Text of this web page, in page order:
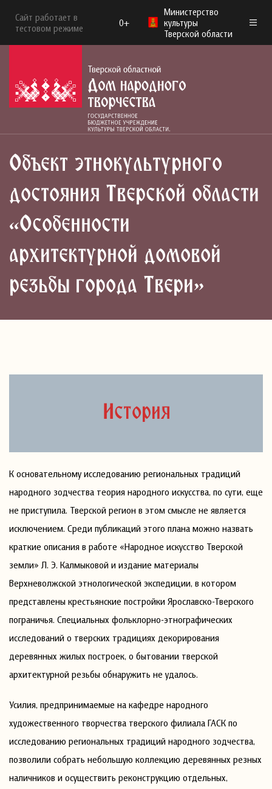
Сайт работает в
тестовом режиме
0+
Министерство
культуры
Тверской области
Объект этнокультурного
достояния Тверской области
«Особенности
архитектурной домовой
резьбы города Твери»
История
К основательному исследованию региональных традиций
народного зодчества теория народного искусства, по сути, еще
не приступила. Тверской регион в этом смысле не является
исключением. Среди публикаций этого плана можно назвать
краткие описания в работе «Народное искусство Тверской
земли» Л. Э. Калмыковой и издание материалы
Верхневолжской этнологической экспедиции, в котором
представлены крестьянские постройки Ярославско-Тверского
пограничья. Специальных фольклорно-этнографических
исследований о тверских традициях декорирования
деревянных жилых построек, о бытовании тверской
архитектурной резьбы обнаружить не удалось.
Усилия, предпринимаемые на кафедре народного
художественного творчества тверского филиала ГАСК по
исследованию региональных традиций народного зодчества,
позволили собрать небольшую коллекцию деревянных резных
наличников и осуществить реконструкцию отдельных,